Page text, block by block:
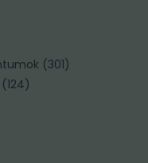
(301)
(124)